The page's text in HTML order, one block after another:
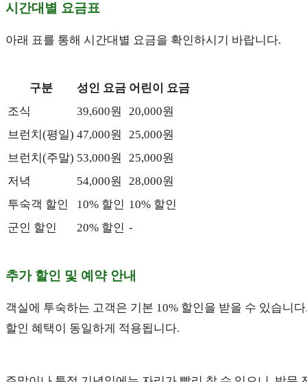
시간대별 요금표
아래 표를 통해 시간대별 요금을 확인하시기 바랍니다.
구분 성인 요금 어린이 요금
조식
39,600원
20,000원
브런치(평일) 47,000원
25,000원
브런치(주말) 53,000원
25,000원
저녁
54,000원
28,000원
투숙객 할인
10% 할인 10% 할인
군인 할인
20% 할인 -
추가 할인 및 예약 안내
객실에 투숙하는 고객은 기본 10% 할인을 받을 수 있습니
할인 혜택이 동일하게 적용됩니다.